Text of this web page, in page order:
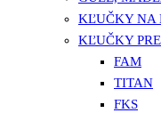
KĽUČKY NA
KĽUČKY
FAM
TITAN
FKS